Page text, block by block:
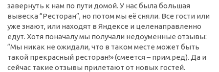
завернуть к нам по пути домой. У нас была большая
вывеска “Ресторан”, но потом мы её сняли. Все гости или
уже знают, или находят в Яндексе и целенаправленно
едут. Хотя поначалу мы получали недоуменные отзывы:
“Мы никак не ожидали, что в таком месте может быть
такой прекрасный ресторан!» (смеется – прим.ред). Да и
сейчас такие отзывы прилетают от новых гостей.